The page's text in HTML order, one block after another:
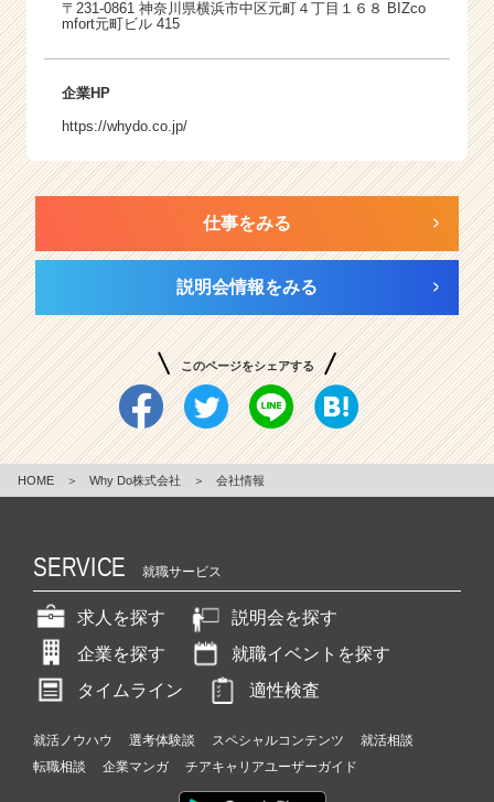
〒231-0861 神奈川県横浜市中区元町４丁目１６８ BIZco
mfort元町ビル 415
企業HP
https://whydo.co.jp/
仕事をみる
説明会情報をみる
このページをシェアする
HOME ＞ Why Do株式会社 ＞ 会社情報
SERVICE 就職サービス
求人を探す
説明会を探す
企業を探す
就職イベントを探す
タイムライン
適性検査
就活ノウハウ 選考体験談 スペシャルコンテンツ
就活相談
転職相談
企業マンガ チアキャリアユーザーガイド